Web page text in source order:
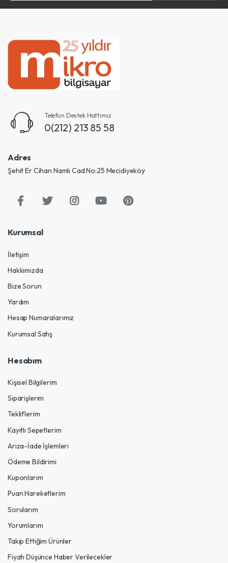
Telefon Destek Hattımız
0(212) 213 85 58
Adres
Şehit Er Cihan Namlı Cad No:25 Mecidiyeköy
Kurumsal
İletişim
Hakkımızda
Bize Sorun
Yardım
Hesap Numaralarımız
Kurumsal Satış
Hesabım
Kişisel Bilgilerim
Siparişlerim
Tekliflerim
Kayıtlı Sepetlerim
Arıza-İade İşlemleri
Ödeme Bildirimi
Kuponlarım
Puan Hareketlerim
Sorularım
Yorumlarım
Takip Ettiğim Ürünler
Fiyatı Düşünce Haber Verilecekler